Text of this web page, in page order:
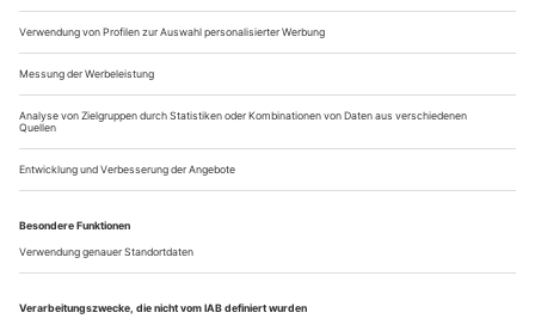
Bamberg,...
Der vermeintliche Iwan
Jonathan Garfinkel «Die Demjanjuk-Prozesse» (DE, Zwinger 1)
War er einer jener «normalen» Kollaborateure, die in den
Vernichtungslagern der Nazis ihre eigene Haut retteten,
indem sie Juden in Gaskammern trieben, oder gehörte er zu
den Schergen, die während ihrer «Arbeit» sadistische Lust
entwickelten? Darum geht es, seit Anfang der 1980er Jahre
Überlebende des KZ Treblinka in John Demjanjuk jenen